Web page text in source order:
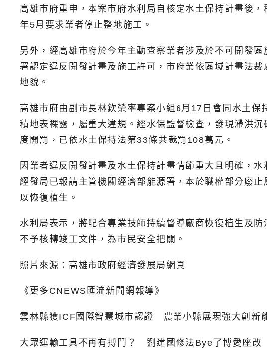
高雄市府重申，本案市府水利局自核定水土保持計畫後
年5月要求業者停止整地施工。
另外，經高雄市府於今年主動查察業者涉及於不可開發
署認定違反開發計畫及施工許可，市府業依區域計畫法
地貌。
高雄市府由副市長林欽榮率專案小組6月17日會同水土
積地表裸露，屬重大違規。經水保監督檢查，發現滯洪
度開罰，已依水土保持法第33條共裁罰108萬元。
因業者違反開發計畫及水土保持計畫情節重大且明確，
經發局已報請主管機關經濟部能源署，本於職權部分廢
以恢復植生。
水利局表示，將配合專業技師持續督導廠商恢復植生及
不予核轉竣工文件，為市民安全把關。
照片來源：高雄市政府經濟發展局網頁
《更多CNEWS匯流新聞網報導》
雲林縣獲ICF國際智慧城市認證 農業小縣展現強大創新
大眾運輸工具不再有搏鬥？ 劉建國修法Bye了博愛座改